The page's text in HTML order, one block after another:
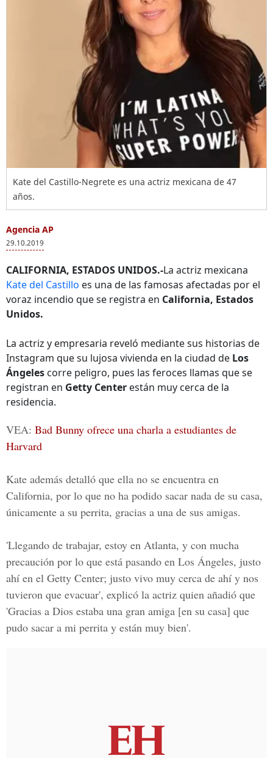
Kate del Castillo-Negrete es una actriz mexicana de 47
años.
Agencia AP
29.10.2019
CALIFORNIA, ESTADOS UNIDOS.-La actriz mexicana
Kate del Castillo es una de las famosas afectadas por el
voraz incendio que se registra en California, Estados
Unidos.
La actriz y empresaria reveló mediante sus historias de
Instagram que su lujosa vivienda en la ciudad de Los
Ángeles corre peligro, pues las feroces llamas que se
registran en Getty Center están muy cerca de la
residencia.
VEA: Bad Bunny ofrece una charla a estudiantes de
Harvard
Kate además detalló que ella no se encuentra en
California, por lo que no ha podido sacar nada de su casa,
únicamente a su perrita, gracias a una de sus amigas.
'Llegando de trabajar, estoy en Atlanta, y con mucha
precaución por lo que está pasando en Los Ángeles, justo
ahí en el Getty Center; justo vivo muy cerca de ahí y nos
tuvieron que evacuar', explicó la actriz quien añadió que
'Gracias a Dios estaba una gran amiga [en su casa] que
pudo sacar a mi perrita y están muy bien'.